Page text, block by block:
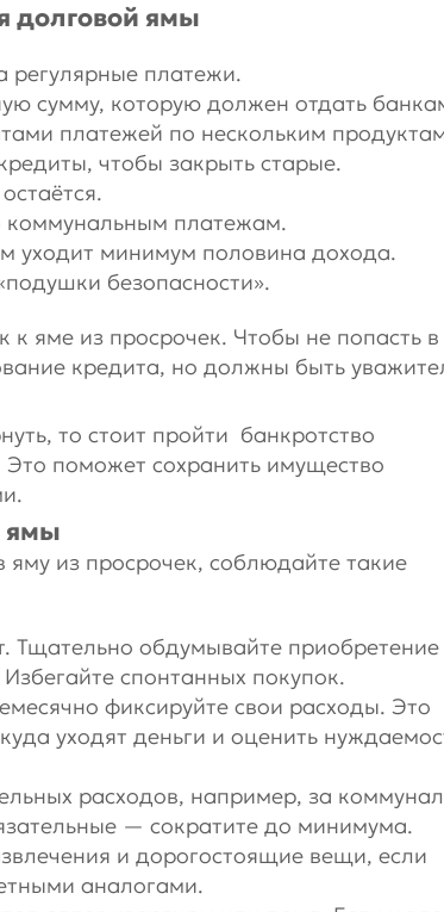
долговой ямы
регулярные платежи.
сумму, которую должен отдать
платежей по нескольким
чтобы закрыть старые.
коммунальным платежам.
уходит минимум половина дохода.
безопасности».
к яме из просрочек. Чтобы не попасть в
кредита, но должны быть
то стоит пройти банкротство
Это поможет сохранить имущество
ямы
из просрочек, соблюдайте такие
Тщательно обдумывайте приобретение
спонтанных покупок.
фиксируйте свои расходы. Это
уходят деньги и оценить
расходов, например, за
— сократите до минимума.
и дорогостоящие вещи, если
аналогами.